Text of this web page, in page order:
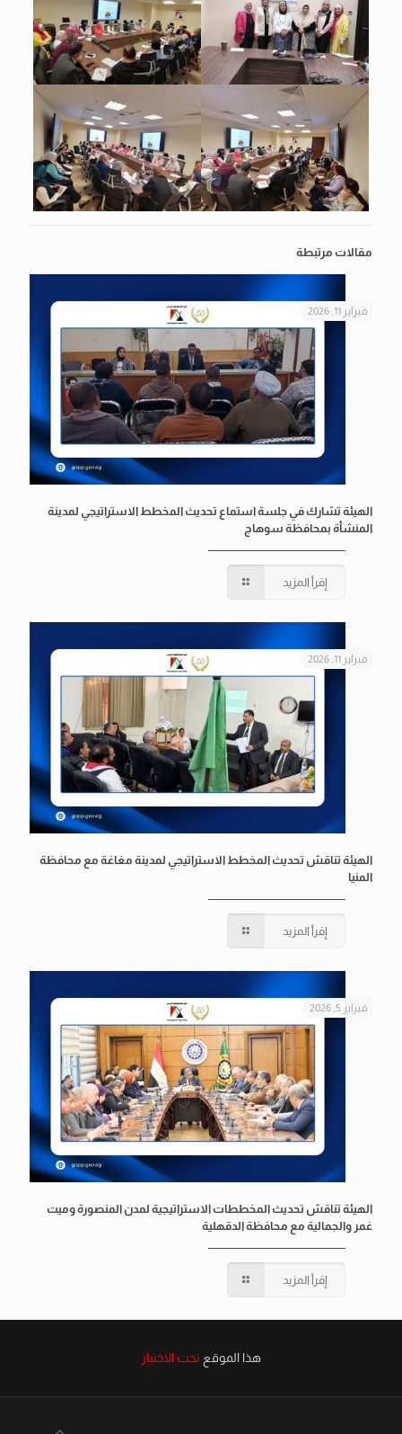
مقالات مرتبطة
فبراير 11, 2026
الهيئة تشارك في جلسة استماع تحديث المخطط الاستراتيجي لمدينة
المنشأة بمحافظة سوهاج
إقرأ المزيد
فبراير 11, 2026
الهيئة تناقش تحديث المخطط الاستراتيجي لمدينة مغاغة مع محافظة
المنيا
إقرأ المزيد
فبراير 5, 2026
الهيئة تناقش تحديث المخططات الاستراتيجية لمدن المنصورة وميت
غمر والجمالية مع محافظة الدقهلية
إقرأ المزيد
هذا الموقع تحت الاختبار